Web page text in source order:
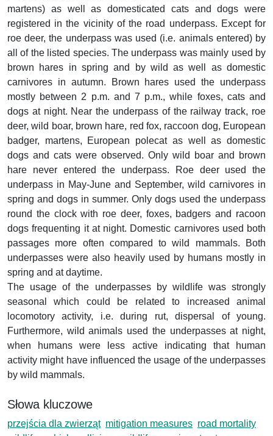
martens) as well as domesticated cats and dogs were
registered in the vicinity of the road underpass. Except for
roe deer, the underpass was used (i.e. animals entered) by
all of the listed species. The underpass was mainly used by
brown hares in spring and by wild as well as domestic
carnivores in autumn. Brown hares used the underpass
mostly between 2 p.m. and 7 p.m., while foxes, cats and
dogs at night. Near the underpass of the railway track, roe
deer, wild boar, brown hare, red fox, raccoon dog, European
badger, martens, European polecat as well as domestic
dogs and cats were observed. Only wild boar and brown
hare never entered the underpass. Roe deer used the
underpass in May-June and September, wild carnivores in
spring and dogs in summer. Only dogs used the underpass
round the clock with roe deer, foxes, badgers and racoon
dogs frequenting it at night. Domestic carnivores used both
passages more often compared to wild mammals. Both
underpasses were also heavily used by humans mostly in
spring and at daytime.
The usage of the underpasses by wildlife was strongly
seasonal which could be related to increased animal
locomotory activity, i.e. during rut, dispersal of young.
Furthermore, wild animals used the underpasses at night,
when humans were less active indicating that human
activity might have influenced the usage of the underpasses
by wild mammals.
Słowa kluczowe
przejścia dla zwierząt mitigation measures road mortality